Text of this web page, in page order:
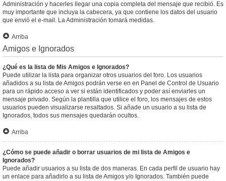
Administración y hacerles llegar una copia completa del mensaje que recibió. Es
muy importante que incluya la cabecera, ya que contiene los datos del usuario
que envió el e-mail. La Administración tomará medidas.
Arriba
Amigos e Ignorados
¿Qué es la lista de Mis Amigos e Ignorados?
Puede utilizar la lista para organizar otros usuarios del foro. Los usuarios
añadidos a su lista de Amigos podrán verse en en Panel de Control de Usuario
para un rápido acceso a ver si están identificados y poder así enviarles un
mensaje privado. Según la plantilla que utilice el foro, los mensajes de estos
usuarios pueden visualizarse resaltados. Si añade un usuario a su lista de
Ignorados, todos sus mensajes quedarán ocultos.
Arriba
¿Cómo se puede añadir o borrar usuarios de mi lista de Amigos e
Ignorados?
Puede añadir usuarios a su lista de dos maneras. En cada perfil de usuario hay
un enlace para añadirlo a su lista de Amigos y/o Ignorados. También puede